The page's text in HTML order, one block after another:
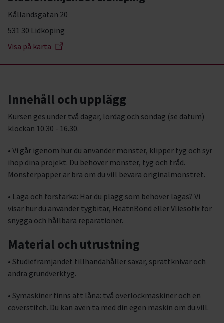
Kållandsgatan 20
531 30 Lidköping
Visa på karta
Innehåll och upplägg
Kursen ges under två dagar, lördag och söndag (se datum)
klockan 10.30 - 16.30.
• Vi går igenom hur du använder mönster, klipper tyg och syr
ihop dina projekt. Du behöver mönster, tyg och tråd.
Mönsterpapper är bra om du vill bevara originalmönstret.
• Laga och förstärka: Har du plagg som behöver lagas? Vi
visar hur du använder tygbitar, HeatnBond eller Vliesofix för
snygga och hållbara reparationer.
Material och utrustning
• Studiefrämjandet tillhandahåller saxar, sprättknivar och
andra grundverktyg.
• Symaskiner finns att låna: två overlockmaskiner och en
coverstitch. Du kan även ta med din egen maskin om du vill.